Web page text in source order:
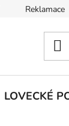
Reklamace
LOVECKÉ